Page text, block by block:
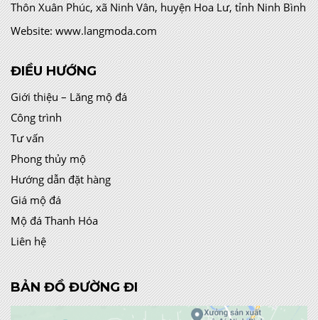
Thôn Xuân Phúc, xã Ninh Vân, huyện Hoa Lư, tỉnh Ninh Bình
Website: www.langmoda.com
ĐIỀU HƯỚNG
Giới thiệu – Lăng mộ đá
Công trình
Tư vấn
Phong thủy mộ
Hướng dẫn đặt hàng
Giá mộ đá
Mộ đá Thanh Hóa
Liên hệ
BẢN ĐỒ ĐƯỜNG ĐI